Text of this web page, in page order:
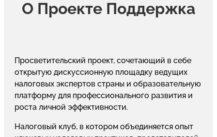
О Проекте Поддержка
Просветительский проект, сочетающий в себе
открытую дискуссионную площадку ведущих
налоговых экспертов страны и образовательную
платформу для профессионального развития и
роста личной эффективности.
Налоговый клуб, в котором объединяется опыт